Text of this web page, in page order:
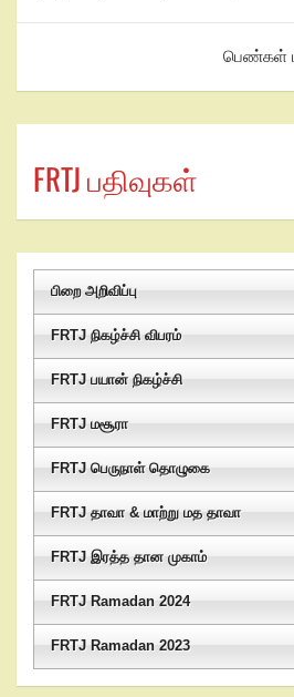
பெண்கள்
FRTJ பதிவுகள்
பிறை அறிவிப்பு
FRTJ நிகழ்ச்சி விபரம்
FRTJ பயான் நிகழ்ச்சி
FRTJ மசூரா
FRTJ பெருநாள் தொழுகை
FRTJ தாவா & மாற்று மத தாவா
FRTJ இரத்த தான முகாம்
FRTJ Ramadan 2024
FRTJ Ramadan 2023